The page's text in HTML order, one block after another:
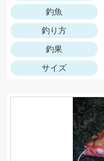
釣魚
釣り方
釣果
サイズ